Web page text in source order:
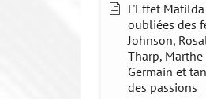
L'Effet
oubliées des
Johnson,
Tharp,
Germain et
des passions